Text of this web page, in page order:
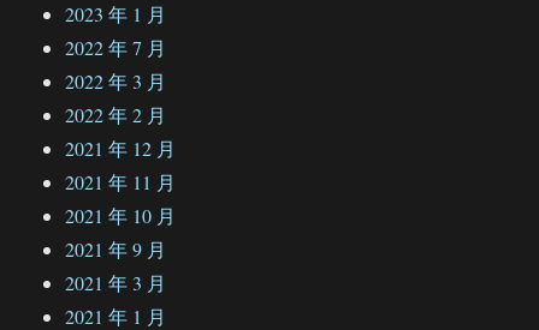
2023 年 1 月
2022 年 7 月
2022 年 3 月
2022 年 2 月
2021 年 12 月
2021 年 11 月
2021 年 10 月
2021 年 9 月
2021 年 3 月
2021 年 1 月